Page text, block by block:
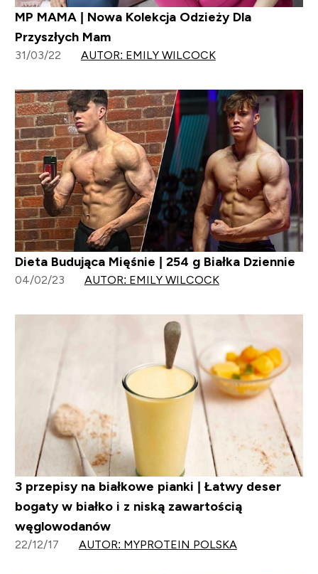
MP MAMA | Nowa Kolekcja Odzieży Dla
Przyszłych Mam
31/03/22 AUTOR: EMILY WILCOCK
Dieta Budująca Mięśnie | 254 g Białka Dziennie
04/02/23 AUTOR: EMILY WILCOCK
3 przepisy na białkowe pianki | Łatwy deser
bogaty w białko i z niską zawartością
węglowodanów
22/12/17 AUTOR: MYPROTEIN POLSKA